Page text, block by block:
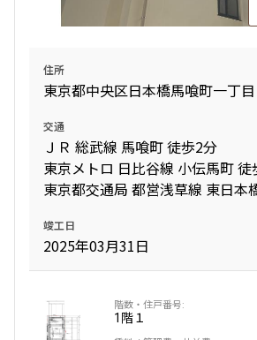
2DK+SIC30.36㎡
お問合せ
8階８０４
1.0ヶ月
新築
1.0ヶ月 無
2LDK43.50㎡
4階 ４０４
住所
東京都中央区日本橋馬喰町一丁目
交通
ＪＲ 総武線 馬喰町 徒歩2分
東京メトロ 日比谷線 小伝馬町 徒
東京都交通局 都営浅草線 東日本
竣工日
2025年03月31日
1階 １